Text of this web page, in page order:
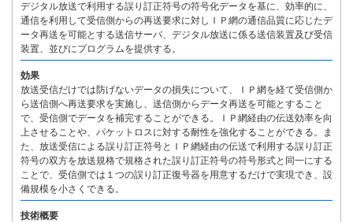
デジタル放送で利用する誤り訂正符号の符号化データを基に、効率的に、
通信を利用して受信側からの再送要求に対しＩＰ網の通信品質に応じたデ
ータ再送を可能とする送信サーバ、デジタル放送に係る送信装置及び受信
装置、並びにプログラムを提供する。
効果
放送受信だけでは防げないデータの損失について、ＩＰ網を経て受信側か
ら送信側へ再送要求を実施し、送信側からデータ再送を可能とすること
で、受信側でデータを補完することができる。ＩＰ網経由の伝送効率を向
上させることや、パケットロスに対する耐性を強化することができる。ま
た、放送受信による誤り訂正符号とＩＰ網経由の伝送で利用する誤り訂正
符号の双方を放送規格で規格された誤り訂正符号の符号形式と同一にする
ことで、受信側では１つの誤り訂正復号器を用意するだけで実現でき、設
備規模を小さくできる。
技術概要